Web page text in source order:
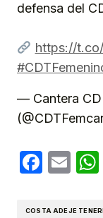
defensa del
https://
— Cantera CD
COSTA ADEJE